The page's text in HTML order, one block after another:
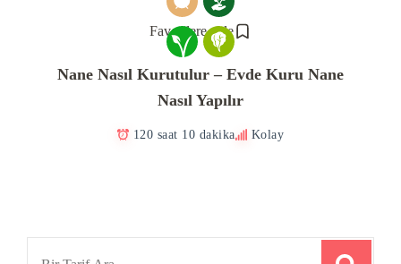
Favorilere ekle
Nane Nasıl Kurutulur – Evde Kuru Nane
Nasıl Yapılır
120 saat 10 dakika Kolay